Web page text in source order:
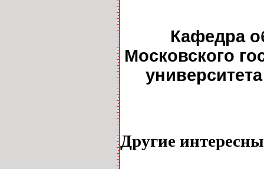
Кафедра
Московского
Другие